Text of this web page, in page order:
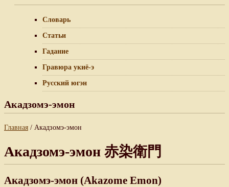
Словарь
Статьи
Гадание
Гравюра укиё-э
Русский югэн
Акадзомэ-эмон
Главная / Акадзомэ-эмон
Акадзомэ-эмон 赤染衛門
Акадзомэ-эмон (Akazome Emon)